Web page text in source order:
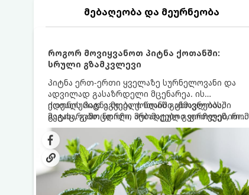
მებაღეობა და მეურნეობა
როგორ მოვიყვანოთ პიტნა ქოთანში:
სრული გზამკვლევი
პიტნა ერთ-ერთი ყველაზე სურნელოვანი და
ადვილად გასაზრდელი მცენარეა. ის
იდეალურად ეგუება ქოთანში ცხოვრებას,
მეტიც, გამოცდილი მებაღეები გვირჩევენ, რომ
პიტნა მხოლოდ ქოთანში მოვიყვანოთ, რადგან
ღია გრუნტში (ბაღში) დარგვისას ის ფესვებით
ძალიან სწრაფად ვრცელდება და სხვა
მცენარეებს ავიწროებს.
ქოთნის პიტნა მთელი წლის განმავლობაში
გაგახარებთ ნორჩი, არომატული ფოთლებით
ჩაის, ლიმონათისა თუ კერძებისთვის.